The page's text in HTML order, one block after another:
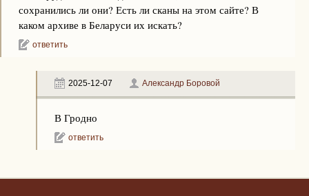
сохранились ли они? Есть ли сканы на этом сайте? В
каком архиве в Беларуси их искать?
ответить
2025-12-07 Александр Боровой
В Гродно
ответить